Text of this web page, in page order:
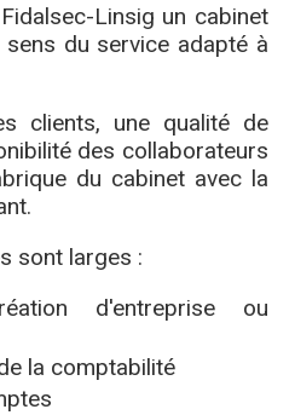
Linsig un cabinet
du service adapté à
clients, une qualité de
des collaborateurs
du cabinet avec la
sont larges :
d'entreprise ou
la comptabilité